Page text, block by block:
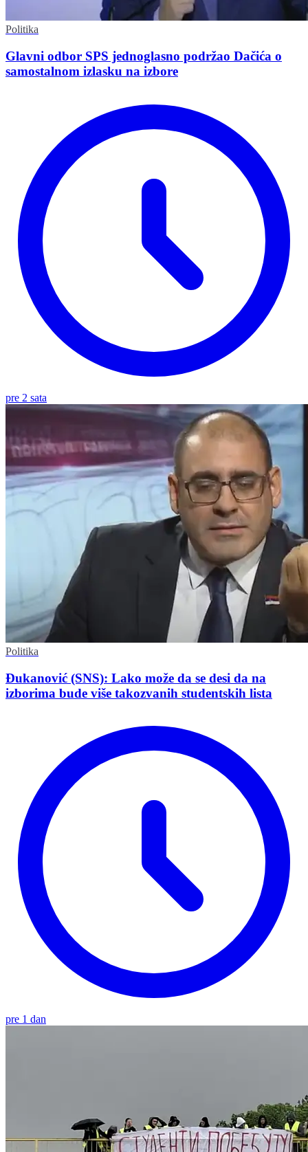
Politika
Glavni odbor SPS jednoglasno podržao Dačića o
samostalnom izlasku na izbore
pre 2 sata
Politika
Đukanović (SNS): Lako može da se desi da na
izborima bude više takozvanih studentskih lista
pre 1 dan